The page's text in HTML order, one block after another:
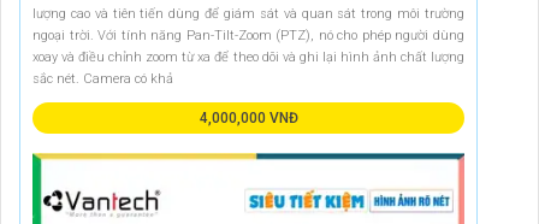
lượng cao và tiên tiến dùng để giám sát và quan sát trong môi trường
ngoại trời. Với tính năng Pan-Tilt-Zoom (PTZ), nó cho phép người dùng
xoay và điều chỉnh zoom từ xa để theo dõi và ghi lại hình ảnh chất lượng
sắc nét. Camera có khả
4,000,000 VNĐ